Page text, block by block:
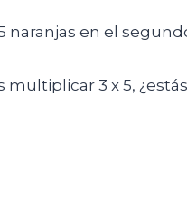
naranjas en el
multiplicar 3 x 5,